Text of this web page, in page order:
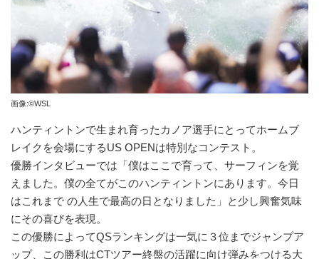
画像:©WSL
ハンティントンで生まれ育ったカノア選手にとってホームブ
レイクを会場にするUS OPENは特別なコンテスト。
優勝インタビューでは「僕はここで育って、サーフィンを覚
えました。僕の全てがこのハンティントンにあります。今日
はこれまで の人生で最高の日となりました」と少し興奮気味
にその喜びを表現。
この優勝によってQSランキングは一気に３位までジャンプア
ップ、この勝利はCTツアー終盤の活躍に向け弾みをつける大